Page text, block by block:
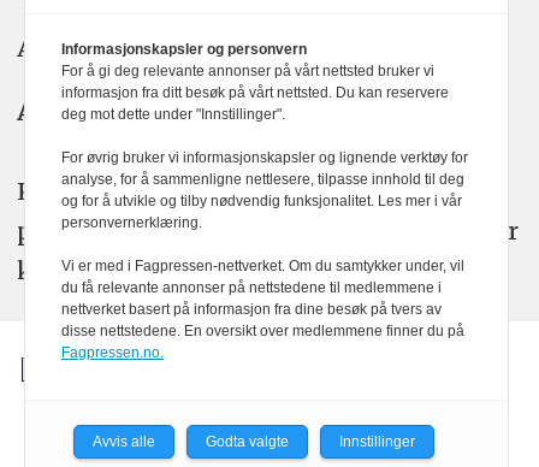
Annonse: annonse@watchmedia.no
Abonnement:kom24@watchmedia.no
KOM24 arbeider etter Vær Varsom-
plakatens regler for god presseskikk. Her
kan du lese mer omPFUsarbeid.
Informasjonskapsler og personvern
For å gi deg relevante annonser på vårt nettsted bruker vi
informasjon fra ditt besøk på vårt nettsted. Du kan reservere
deg mot dette under "Innstillinger".
For øvrig bruker vi informasjonskapsler og lignende verktøy for
analyse, for å sammenligne nettlesere, tilpasse innhold til deg
og for å utvikle og tilby nødvendig funksjonalitet. Les mer i vår
personvernerklæring.
Vi er med i Fagpressen-nettverket. Om du samtykker under, vil
du få relevante annonser på nettstedene til medlemmene i
nettverket basert på informasjon fra dine besøk på tvers av
disse nettstedene. En oversikt over medlemmene finner du på
Fagpressen.no.
Avvis alle Godta valgte Innstillinger